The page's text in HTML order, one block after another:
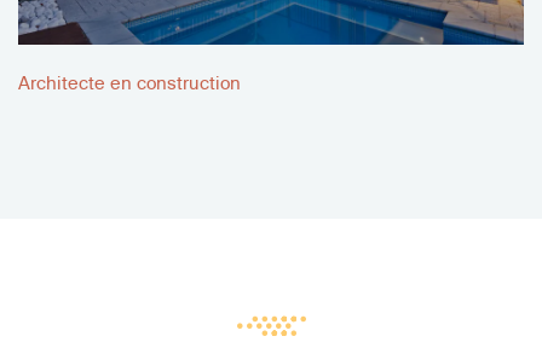
Architecte en construction